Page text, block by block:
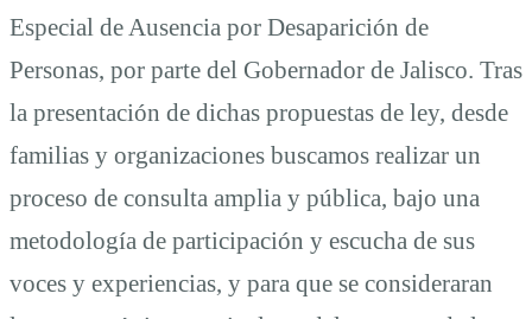
Especial de Ausencia por Desaparición de
Personas, por parte del Gobernador de Jalisco. Tras
la presentación de dichas propuestas de ley, desde
familias y organizaciones buscamos realizar un
proceso de consulta amplia y pública, bajo una
metodología de participación y escucha de sus
voces y experiencias, y para que se consideraran